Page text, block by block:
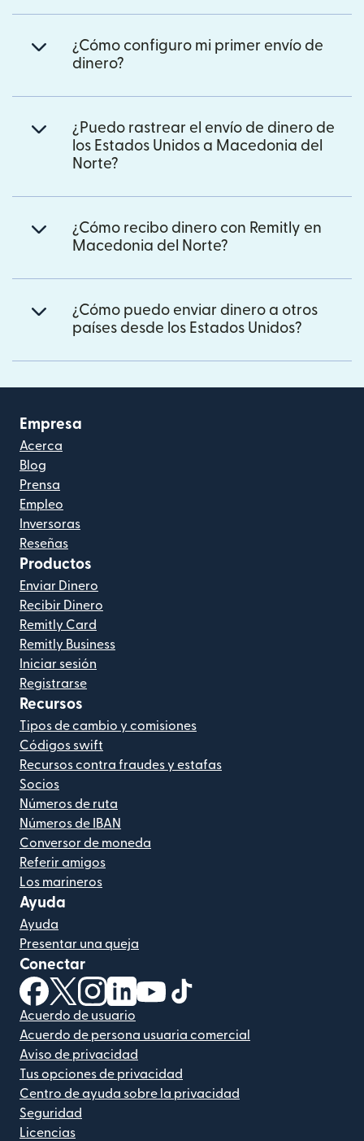
¿Cómo configuro mi primer envío de
dinero?
¿Puedo rastrear el envío de dinero de
los Estados Unidos a Macedonia del
Norte?
¿Cómo recibo dinero con Remitly en
Macedonia del Norte?
¿Cómo puedo enviar dinero a otros
países desde los Estados Unidos?
Empresa
Acerca
Blog
Prensa
Empleo
Inversoras
Reseñas
Productos
Enviar Dinero
Recibir Dinero
Remitly Card
Remitly Business
Iniciar sesión
Registrarse
Recursos
Tipos de cambio y comisiones
Códigos swift
Recursos contra fraudes y estafas
Socios
Números de ruta
Números de IBAN
Conversor de moneda
Referir amigos
Los marineros
Ayuda
Ayuda
Presentar una queja
Conectar
(se abre en una ventana nueva)
(se abre en una ventana nueva)
(se abre en una ventana nueva)
(se abre en una ventana nueva)
(se abre en una ventana nueva)
Acuerdo de usuario
Acuerdo de persona usuaria comercial
Aviso de privacidad
Tus opciones de privacidad
Centro de ayuda sobre la privacidad
Seguridad
Licencias